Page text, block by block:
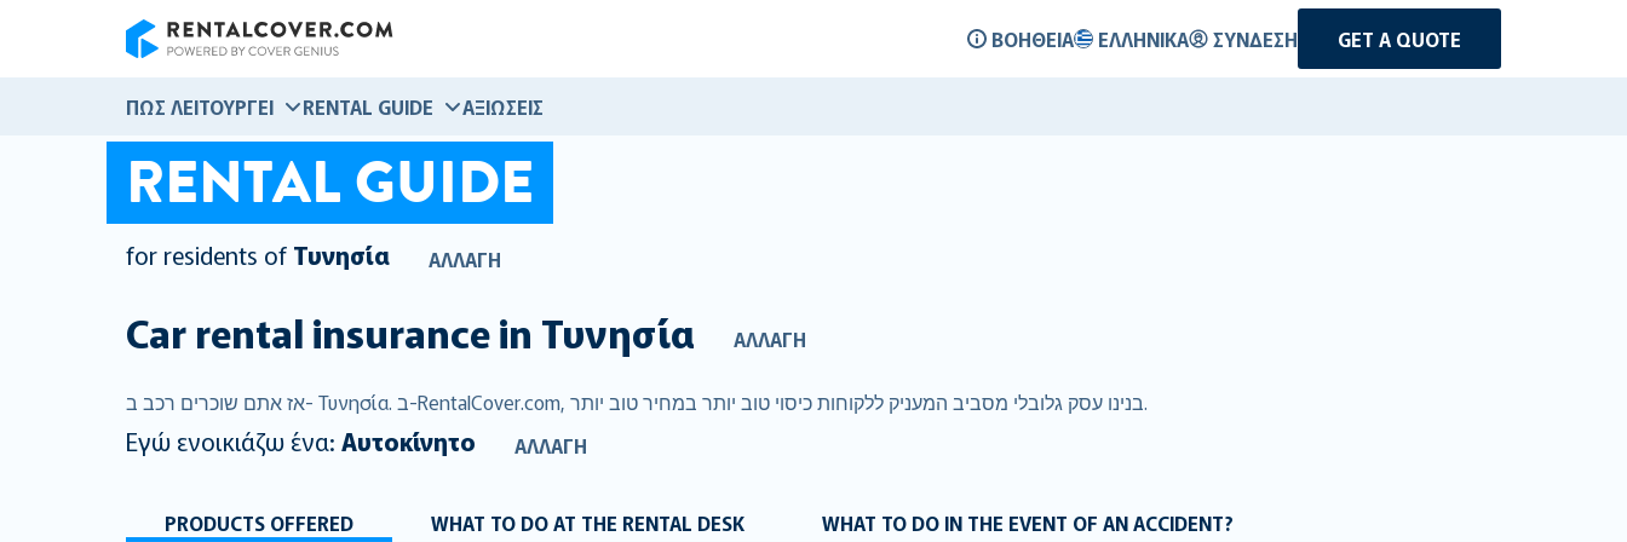
ΒΟΉΘΕΙΑ ΕΛΛΗΝΙΚΆ ΣΎΝΔΕΣΗ GET A QUOTE
ΠΏΣ ΛΕΙΤΟΥΡΓΕΊ RENTAL GUIDE ΑΞΙΏΣΕΙΣ
RENTAL GUIDE
for residents of Τυνησία ΑΛΛΑΓΉ
Car rental insurance in Τυνησία ΑΛΛΑΓΉ
אז אתם שוכרים רכב ב- Τυνησία. ב-RentalCover.com, בנינו עסק גלובלי מסביב המעניק ללקוחות כיסוי טוב יותר במחיר טוב יותר.
Εγώ ενοικιάζω ένα: Αυτοκίνητο ΑΛΛΑΓΉ
PRODUCTS OFFERED WHAT TO DO AT THE RENTAL DESK WHAT TO DO IN THE EVENT OF AN ACCIDENT?